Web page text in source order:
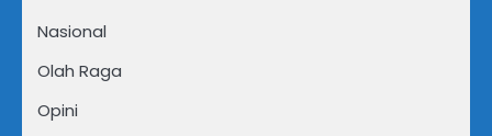
Nasional
Olah Raga
Opini